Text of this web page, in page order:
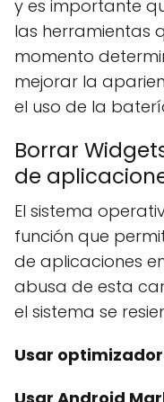
y es importante
las herramientas
momento
mejorar la
el uso de la
Borrar
de
El sistema
función que
de aplicaciones
abusa de esta
el sistema se
Usar